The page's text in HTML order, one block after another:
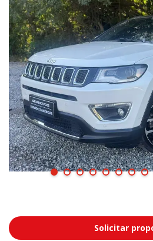
Solicitar